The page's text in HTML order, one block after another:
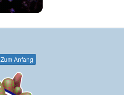
Zum Anfang